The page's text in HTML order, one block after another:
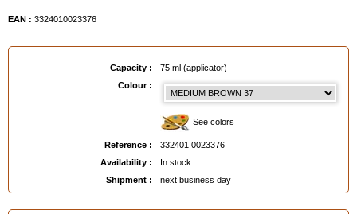
EAN : 3324010023376
Capacity :
75 ml (applicator)
Colour :
See colors
Reference :
332401 0023376
Availability :
In stock
Shipment :
next business day